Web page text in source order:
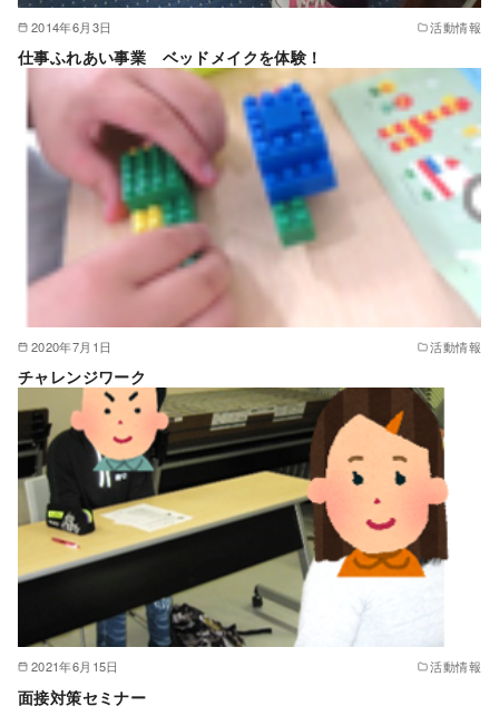
2014年6月3日 活動情報
仕事ふれあい事業 ベッドメイクを体験！
2020年7月1日 活動情報
チャレンジワーク
2021年6月15日 活動情報
面接対策セミナー